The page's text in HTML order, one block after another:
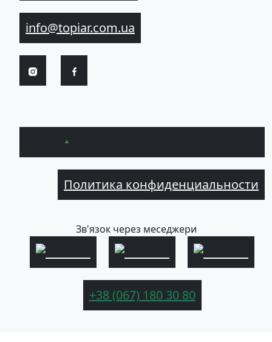
info@topiar.com.ua
Политика конфиденциальности
Зв'язок через меседжери
+38 (067) 180 30 80